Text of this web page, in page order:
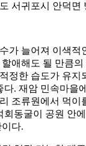
서귀포시 안덕면
가 늘어져 이색적
애해도 될 만큼의
정한 습도가 유지
다. 재암 민속마을
조류원에서 먹이
회동굴이 공원 안
다.